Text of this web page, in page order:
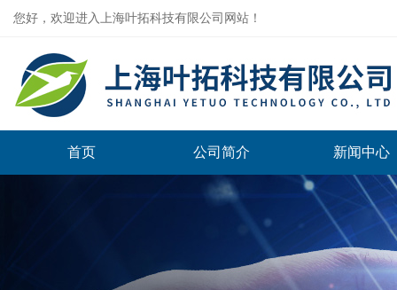
您好，欢迎进入上海叶拓科技有限公司网站！
首页 公司简介 新闻中心